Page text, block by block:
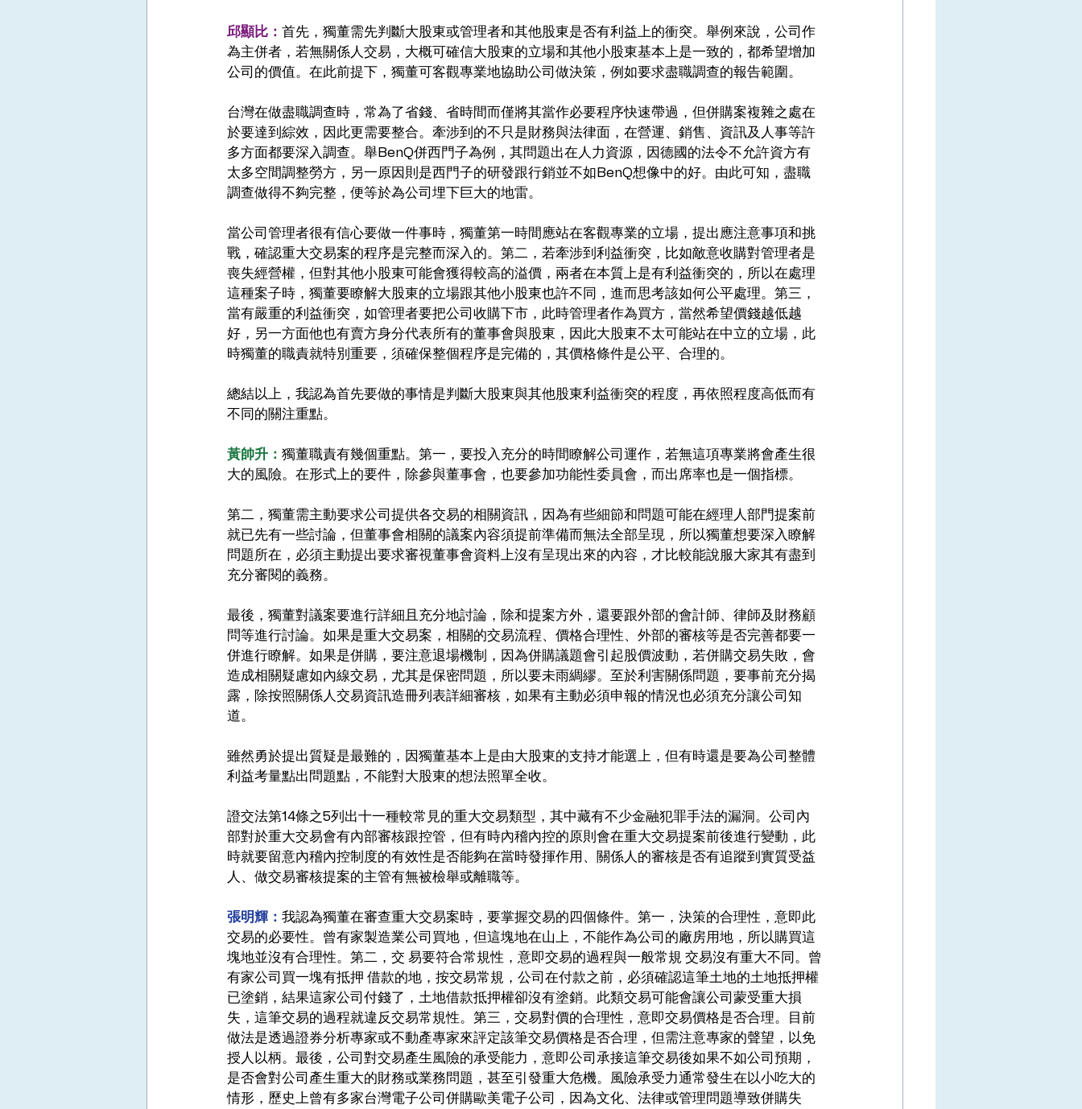
邱顯比： 首先，獨董需先判斷大股東或管理者和其他股東是否有利益上的衝突。舉例來說，公司作
為主併者，若無關係人交易，大概可確信大股東的立場和其他小股東基本上是一致的，都希望增加
公司的價值。在此前提下，獨董可客觀專業地協助公司做決策，例如要求盡職調查的報告範圍。
台灣在做盡職調查時，常為了省錢、省時間而僅將其當作必要程序快速帶過，但併購案複雜之處在
於要達到綜效，因此更需要整合。牽涉到的不只是財務與法律面，在營運、銷售、資訊及人事等許
多方面都要深入調查。舉BenQ併西門子為例，其問題出在人力資源，因德國的法令不允許資方有
太多空間調整勞方，另一原因則是西門子的研發跟行銷並不如BenQ想像中的好。由此可知，盡職
調查做得不夠完整，便等於為公司埋下巨大的地雷。
當公司管理者很有信心要做一件事時，獨董第一時間應站在客觀專業的立場，提出應注意事項和挑
戰，確認重大交易案的程序是完整而深入的。第二，若牽涉到利益衝突，比如敵意收購對管理者是
喪失經營權，但對其他小股東可能會獲得較高的溢價，兩者在本質上是有利益衝突的，所以在處理
這種案子時，獨董要瞭解大股東的立場跟其他小股東也許不同，進而思考該如何公平處理。第三，
當有嚴重的利益衝突，如管理者要把公司收購下市，此時管理者作為買方，當然希望價錢越低越
好，另一方面他也有賣方身分代表所有的董事會與股東，因此大股東不太可能站在中立的立場，此
時獨董的職責就特別重要，須確保整個程序是完備的，其價格條件是公平、合理的。
總結以上，我認為首先要做的事情是判斷大股東與其他股東利益衝突的程度，再依照程度高低而有
不同的關注重點。
黃帥升： 獨董職責有幾個重點。第一，要投入充分的時間瞭解公司運作，若無這項專業將會產生很
大的風險。在形式上的要件，除參與董事會，也要參加功能性委員會，而出席率也是一個指標。
第二，獨董需主動要求公司提供各交易的相關資訊，因為有些細節和問題可能在經理人部門提案前
就已先有一些討論，但董事會相關的議案內容須提前準備而無法全部呈現，所以獨董想要深入瞭解
問題所在，必須主動提出要求審視董事會資料上沒有呈現出來的內容，才比較能說服大家其有盡到
充分審閱的義務。
最後，獨董對議案要進行詳細且充分地討論，除和提案方外，還要跟外部的會計師、律師及財務顧
問等進行討論。如果是重大交易案，相關的交易流程、價格合理性、外部的審核等是否完善都要一
併進行瞭解。如果是併購，要注意退場機制，因為併購議題會引起股價波動，若併購交易失敗，會
造成相關疑慮如內線交易，尤其是保密問題，所以要未雨綢繆。至於利害關係問題，要事前充分揭
露，除按照關係人交易資訊造冊列表詳細審核，如果有主動必須申報的情況也必須充分讓公司知
道。
雖然勇於提出質疑是最難的，因獨董基本上是由大股東的支持才能選上，但有時還是要為公司整體
利益考量點出問題點，不能對大股東的想法照單全收。
證交法第14條之5列出十一種較常見的重大交易類型，其中藏有不少金融犯罪手法的漏洞。公司內
部對於重大交易會有內部審核跟控管，但有時內稽內控的原則會在重大交易提案前後進行變動，此
時就要留意內稽內控制度的有效性是否能夠在當時發揮作用、關係人的審核是否有追蹤到實質受益
人、做交易審核提案的主管有無被檢舉或離職等。
張明輝： 我認為獨董在審查重大交易案時，要掌握交易的四個條件。第一，決策的合理性，意即此
交易的必要性。曾有家製造業公司買地，但這塊地在山上，不能作為公司的廠房用地，所以購買這
塊地並沒有合理性。第二，交 易要符合常規性，意即交易的過程與一般常規 交易沒有重大不同。曾
有家公司買一塊有抵押 借款的地，按交易常規，公司在付款之前，必須確認這筆土地的土地抵押權
已塗銷，結果這家公司付錢了，土地借款抵押權卻沒有塗銷。此類交易可能會讓公司蒙受重大損
失，這筆交易的過程就違反交易常規性。第三，交易對價的合理性，意即交易價格是否合理。目前
做法是透過證券分析專家或不動產專家來評定該筆交易價格是否合理，但需注意專家的聲望，以免
授人以柄。最後，公司對交易產生風險的承受能力，意即公司承接這筆交易後如果不如公司預期，
是否會對公司產生重大的財務或業務問題，甚至引發重大危機。風險承受力通常發生在以小吃大的
情形，歷史上曾有多家台灣電子公司併購歐美電子公司，因為文化、法律或管理問題導致併購失